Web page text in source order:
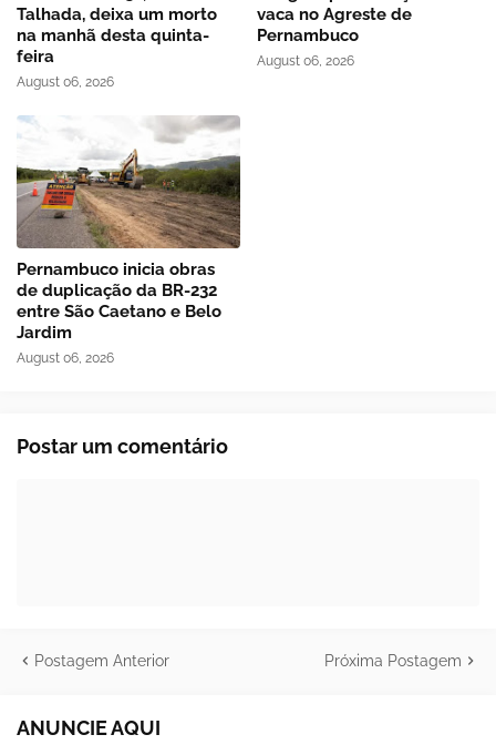
Talhada, deixa um morto
na manhã desta quinta-
feira
August 06, 2026
vaca no Agreste de
Pernambuco
August 06, 2026
Pernambuco inicia obras
de duplicação da BR-232
entre São Caetano e Belo
Jardim
August 06, 2026
Postar um comentário
Postagem Anterior Próxima Postagem
ANUNCIE AQUI